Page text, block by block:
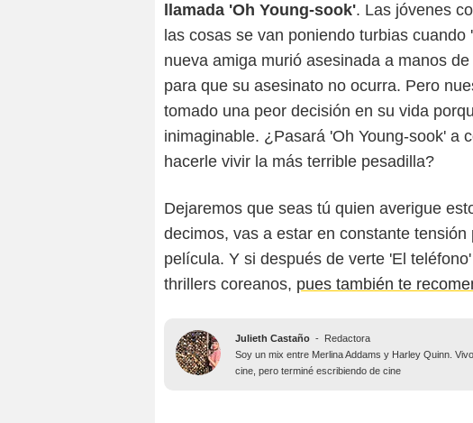
llamada 'Oh Young-sook'. Las jóvenes
las cosas se van poniendo turbias
nueva amiga murió asesinada a manos
para que su asesinato no ocurra. Pero
tomado una peor decisión en su vida
inimaginable. ¿Pasará 'Oh Young-sook' a
hacerle vivir la más terrible pesadilla?
Dejaremos que seas tú quien averigue
decimos, vas a estar en constante
película. Y si después de verte 'El
thrillers coreanos, pues también te
Julieth Castaño - Redactora
Soy un mix entre Merlina Addams y Harley Quinn.
cine, pero terminé escribiendo de cine